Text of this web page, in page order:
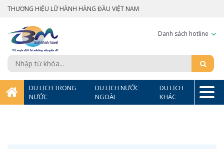
THƯƠNG HIỆU LỮ HÀNH HÀNG ĐẦU VIỆT NAM
Danh sách hotline
DU LỊCH TRONG
NƯỚC
DU LỊCH NƯỚC
NGOÀI
DU LỊCH
KHÁC